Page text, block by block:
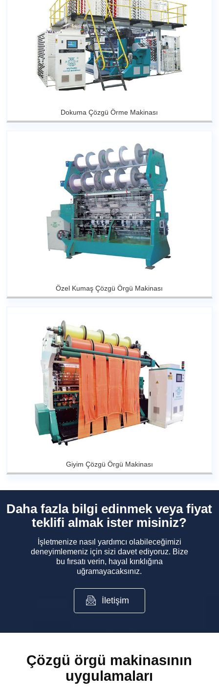
Dokuma Çözgü Örme Makinası
Özel Kumaş Çözgü Örgü Makinası
Giyim Çözgü Örgü Makinası
Daha fazla bilgi edinmek veya fiyat
teklifi almak ister misiniz?
İşletmenize nasıl yardımcı olabileceğimizi
deneyimlemeniz için sizi davet ediyoruz. Bize
bu fırsatı verin, hayal kırıklığına
uğramayacaksınız.
İletişim
Çözgü örgü makinasının
uygulamaları